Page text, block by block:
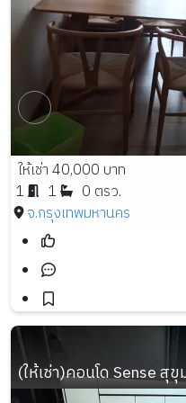
ให้เช่า 40,000 บาท
1
1
0 ตรว.
จ.กรุงเทพมหานคร
(ให้เช่า)คอนโด Sense